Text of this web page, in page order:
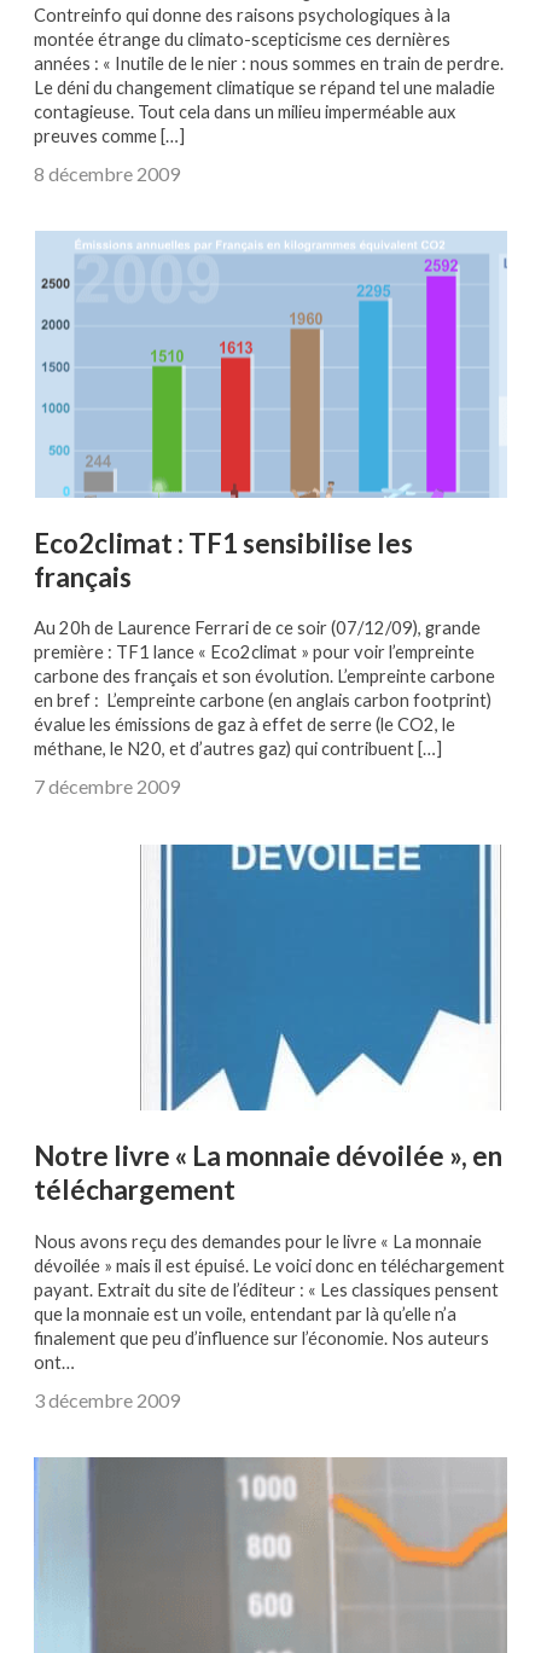
Contreinfo qui donne des raisons psychologiques à la
montée étrange du climato-scepticisme ces dernières
années : « Inutile de le nier : nous sommes en train de perdre.
Le déni du changement climatique se répand tel une maladie
contagieuse. Tout cela dans un milieu imperméable aux
preuves comme […]
8 décembre 2009
Eco2climat : TF1 sensibilise les
français
Au 20h de Laurence Ferrari de ce soir (07/12/09), grande
première : TF1 lance « Eco2climat » pour voir l’empreinte
carbone des français et son évolution. L’empreinte carbone
en bref : L’empreinte carbone (en anglais carbon footprint)
évalue les émissions de gaz à effet de serre (le CO2, le
méthane, le N20, et d’autres gaz) qui contribuent […]
7 décembre 2009
Notre livre « La monnaie dévoilée », en
téléchargement
Nous avons reçu des demandes pour le livre « La monnaie
dévoilée » mais il est épuisé. Le voici donc en téléchargement
payant. Extrait du site de l’éditeur : « Les classiques pensent
que la monnaie est un voile, entendant par là qu’elle n’a
finalement que peu d’influence sur l’économie. Nos auteurs
ont…
3 décembre 2009